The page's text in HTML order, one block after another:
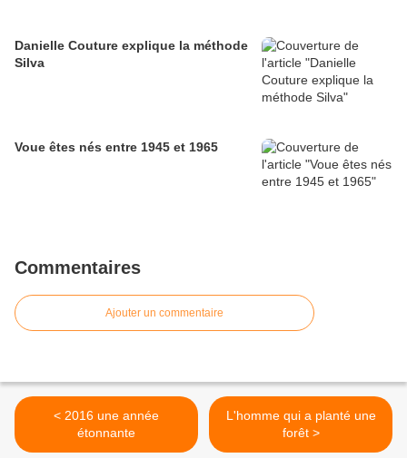
Danielle Couture explique la méthode
Silva
Voue êtes nés entre 1945 et 1965
Commentaires
Ajouter un commentaire
< 2016 une année
étonnante
L'homme qui a planté une
forêt >